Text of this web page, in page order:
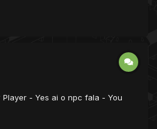
- Yes ai o npc fala - You